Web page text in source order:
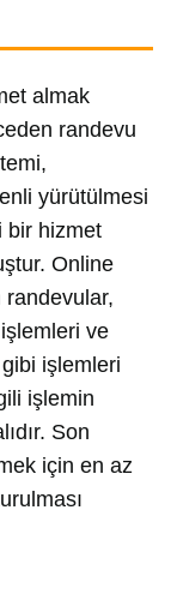
almak
randevu
yürütülmesi
bir hizmet
Online
randevular,
ve
işlemleri
işlemin
Son
için en az